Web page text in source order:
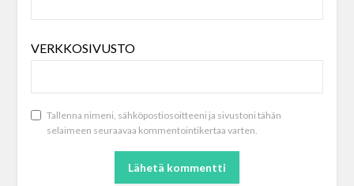
VERKKOSIVUSTO
Tallenna nimeni, sähköpostiosoitteeni ja sivustoni tähän
selaimeen seuraavaa kommentointikertaa varten.